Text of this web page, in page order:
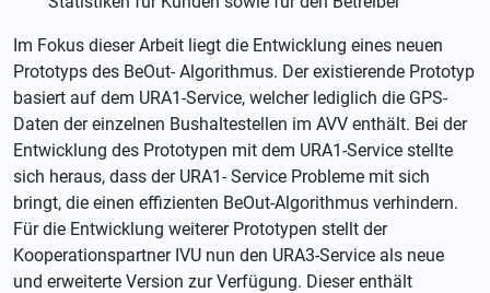
Im Fokus dieser Arbeit liegt die Entwicklung eines neuen
Prototyps des BeOut- Algorithmus. Der existierende Prototyp
basiert auf dem URA1-Service, welcher lediglich die GPS-
Daten der einzelnen Bushaltestellen im AVV enthält. Bei der
Entwicklung des Prototypen mit dem URA1-Service stellte
sich heraus, dass der URA1- Service Probleme mit sich
bringt, die einen effizienten BeOut-Algorithmus verhindern.
Für die Entwicklung weiterer Prototypen stellt der
Kooperationspartner IVU nun den URA3-Service als neue
und erweiterte Version zur Verfügung. Dieser enthält